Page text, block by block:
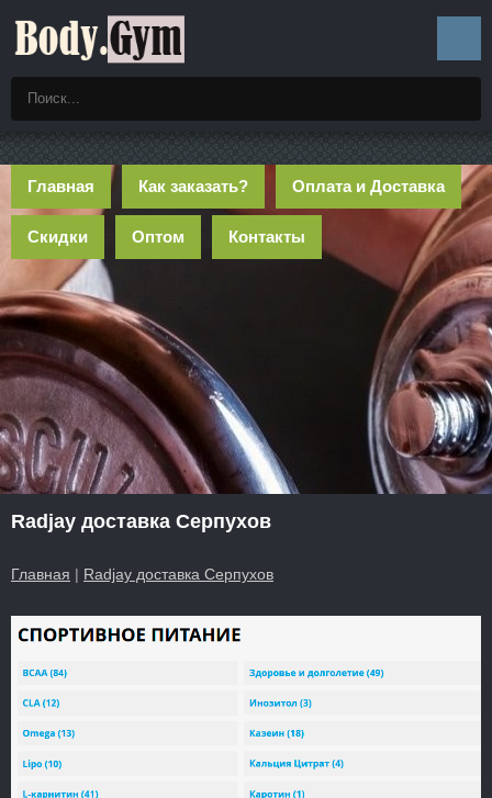
Главная Как заказать? Оплата и Доставка
Скидки Оптом Контакты
Radjay доставка Серпухов
Главная | Radjay доставка Серпухов